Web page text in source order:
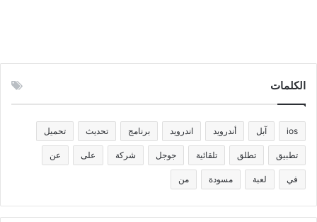
الكلمات
ios آبل أندرويد اندرويد برنامج تحديث تحميل
تطبيق تطلق تلقائية جوجل شركة على عن
في لعبة مسودة من